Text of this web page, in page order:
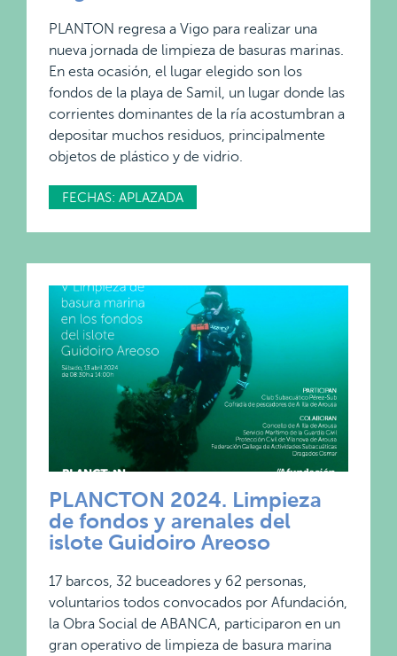
PLANTON regresa a Vigo para realizar una
nueva jornada de limpieza de basuras marinas.
En esta ocasión, el lugar elegido son los
fondos de la playa de Samil, un lugar donde las
corrientes dominantes de la ría acostumbran a
depositar muchos residuos, principalmente
objetos de plástico y de vidrio.
FECHAS: APLAZADA
PLANCTON 2024. Limpieza
de fondos y arenales del
islote Guidoiro Areoso
17 barcos, 32 buceadores y 62 personas,
voluntarios todos convocados por Afundación,
la Obra Social de ABANCA, participaron en un
gran operativo de limpieza de basura marina